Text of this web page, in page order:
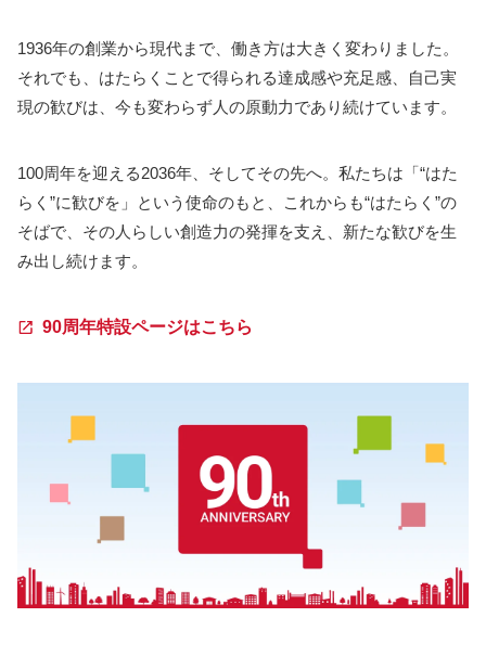
1936年の創業から現代まで、働き方は大きく変わりました。
それでも、はたらくことで得られる達成感や充足感、自己実
現の歓びは、今も変わらず人の原動力であり続けています。
100周年を迎える2036年、そしてその先へ。私たちは「“はた
らく”に歓びを」という使命のもと、これからも“はたらく”の
そばで、その人らしい創造力の発揮を支え、新たな歓びを生
み出し続けます。
90周年特設ページはこちら